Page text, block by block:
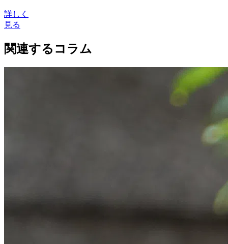
詳しく
見る
関連するコラム